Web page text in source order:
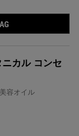
カル コンセ
容オイル